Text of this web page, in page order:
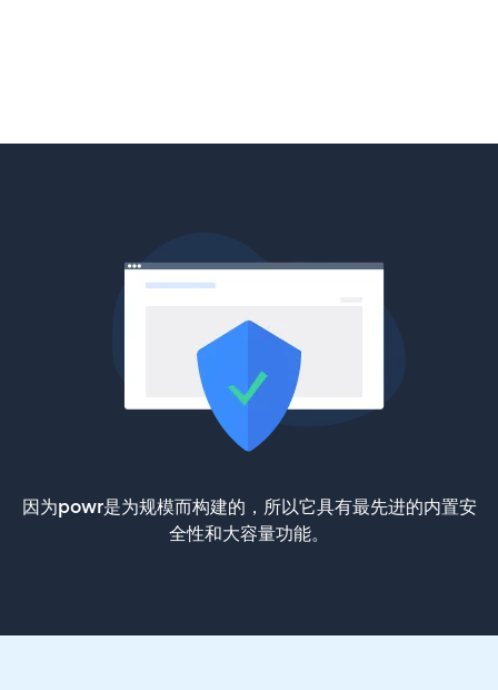
因为powr是为规模而构建的，所以它具有最先进的内置安
全性和大容量功能。